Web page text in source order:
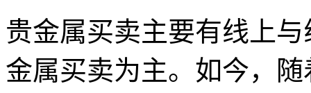
贵金属买卖主要有线上
金属买卖为主。如今，